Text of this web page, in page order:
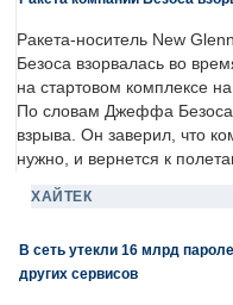
Ракета-носитель New
Безоса взорвалась во
на стартовом комплексе
По словам Джеффа
взрыва. Он заверил, что
нужно, и вернется к
ХАЙТЕК
В сеть утекли 16 млрд
других сервисов